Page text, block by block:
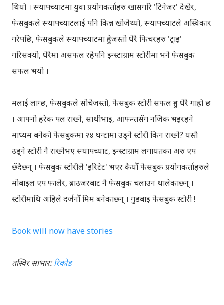
थियो । स्न्यापच्याटमा युवा प्रयोगकर्ताहरु खासगरि 'टिनेजर' देखेर,
फेसबुकले स्न्यापच्याटलाई पनि किन्न खोजेथ्यो, स्न्यापच्याटले अस्विकार
गरेपछि, फेसबुकले स्न्यापच्याटमा हुनेजस्तो धेरै फिचरहरु 'ट्राइ'
गरिसक्यो, धेरैमा असफल रहेपनि इन्स्टाग्राम स्टोरीमा भने फेसबुक
सफल भयो ।
मलाई लाग्छ, फेसबुकले सोचेजस्तो, फेसबुक स्टोरी सफल हुन धेरै गाह्रो छ
। आफ्नो हरेक पल राख्ने, साथीभाइ, आफन्तसँग नजिक भइरहने
माध्यम बनेको फेसबुकमा २४ घन्टामा उड्ने स्टोरी किन राख्ने? यस्तै
उड्ने स्टोरी नै राख्नेभए स्न्यापच्याट, इन्स्टाग्राम लगायतका अरु एप
छँदैछन् । फेसबुक स्टोरीले 'इरिटेट' भएर कैयौँ फेसबुक प्रयोगकर्ताहरुले
मोबाइल एप फालेर, ब्राउजरबाट नै फेसबुक चलाउन थालेकाछन् ।
स्टोरीमाथि अहिले दर्जनौँ मिम बनेकाछन् । गुडबाइ फेसबुक स्टोरी !
Book will now have stories
तस्विर साभार:रिकोड